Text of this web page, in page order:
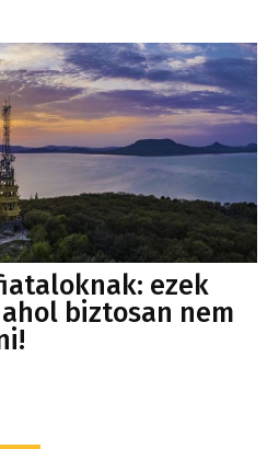
ezek
biztosan nem